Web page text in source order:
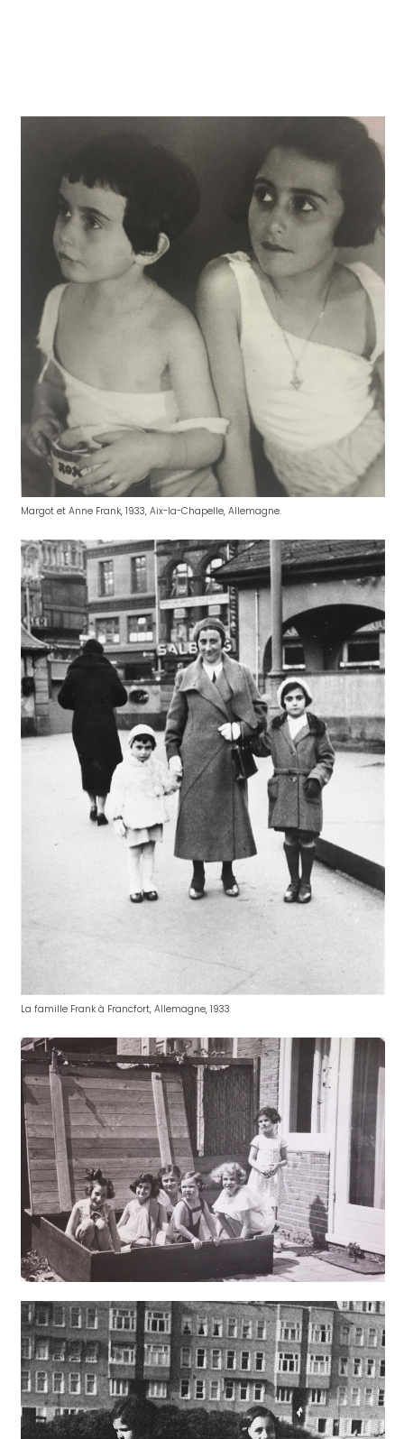
Margot et Anne Frank, 1933, Aix-la-Chapelle, Allemagne.
La famille Frank à Francfort, Allemagne, 1933